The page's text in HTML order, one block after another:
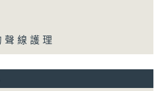
線護理